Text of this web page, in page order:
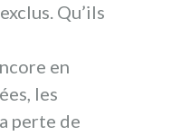
Qu’ils
en
les
perte de